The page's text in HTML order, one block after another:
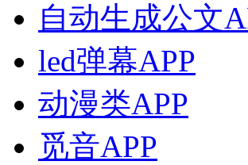
自动生成公文
led弹幕APP
动漫类APP
觅音APP